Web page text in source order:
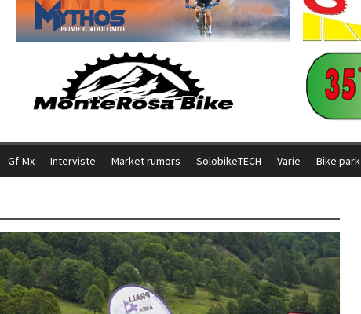
Team Relay firma il secondo argento azzurro a Monteceneri
Gf-Mx Interviste Market rumors SolobikeTECH Varie Bike park